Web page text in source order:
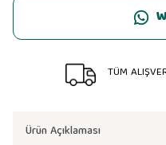
TÜM
Ürün Açıklaması